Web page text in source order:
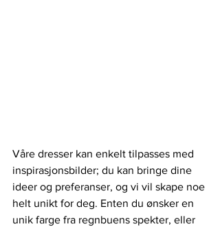
Våre dresser kan enkelt tilpasses med
inspirasjonsbilder; du kan bringe dine
ideer og preferanser, og vi vil skape noe
helt unikt for deg. Enten du ønsker en
unik farge fra regnbuens spekter, eller